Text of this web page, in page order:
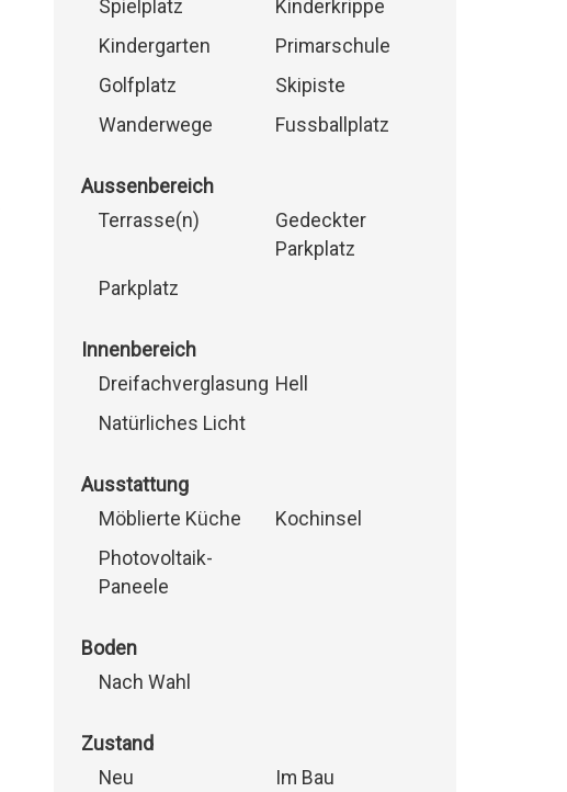
Spielplatz
Kinderkrippe
Kindergarten
Primarschule
Golfplatz
Skipiste
Wanderwege
Fussballplatz
Aussenbereich
Terrasse(n)
Gedeckter
Parkplatz
Parkplatz
Innenbereich
Dreifachverglasung Hell
Natürliches Licht
Ausstattung
Möblierte Küche
Kochinsel
Photovoltaik-
Paneele
Boden
Nach Wahl
Zustand
Neu
Im Bau